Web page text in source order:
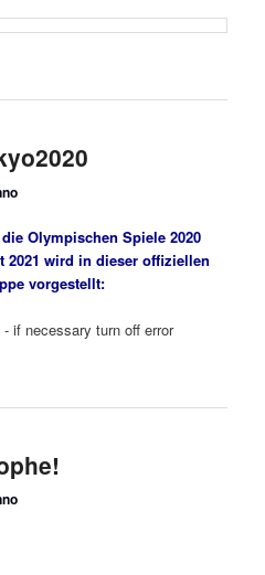
Olympischen Spiele 2020
2021 wird in dieser offiziellen
vorgestellt:
if necessary turn off error